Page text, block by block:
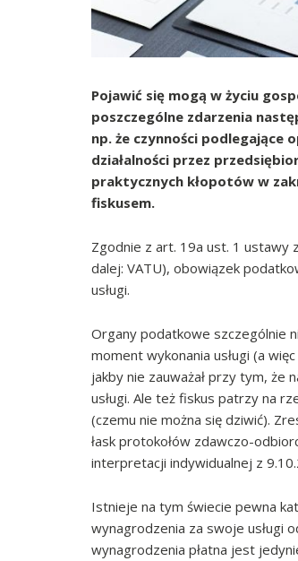
Pojawić się mogą w życiu
poszczególne zdarzenia
np. że czynności podlegające
działalności przez
praktycznych kłopotów w
fiskusem.
Zgodnie z art. 19a ust. 1 ustawy
dalej: VATU), obowiązek
usługi.
Organy podatkowe szczególnie
moment wykonania usługi (a
jakby nie zauważał przy tym, że
usługi. Ale też fiskus patrzy na
(czemu nie można się dziwić).
łask protokołów zdawczo-
interpretacji indywidualnej z
Istnieje na tym świecie pewna
wynagrodzenia za swoje usługi
wynagrodzenia płatna jest